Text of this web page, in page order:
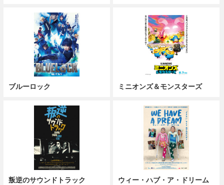
ブルーロック ミニオンズ＆モンスターズ
叛逆のサウンドトラック ウィー・ハブ・ア・ドリーム